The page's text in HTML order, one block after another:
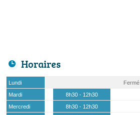
Horaires
Lundi
Fermé
Mardi
8h30 - 12h30
Mercredi
8h30 - 12h30